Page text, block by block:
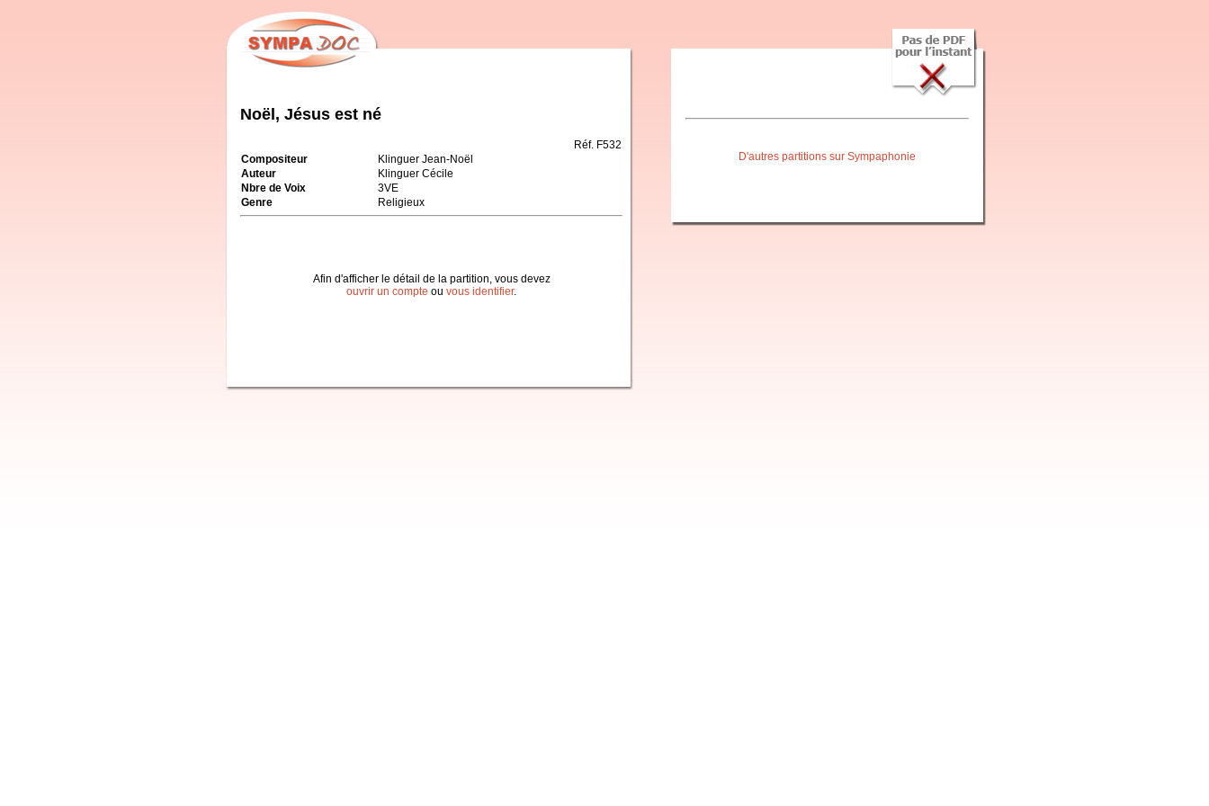
Noël, Jésus est né
Réf. F532
Compositeur
Klinguer Jean-Noël
Auteur
Klinguer Cécile
Nbre de Voix
3VE
Genre
Religieux
Afin d'afficher le détail de la partition, vous devez
ouvrir un compte ou vous identifier.
D'autres partitions sur Sympaphonie